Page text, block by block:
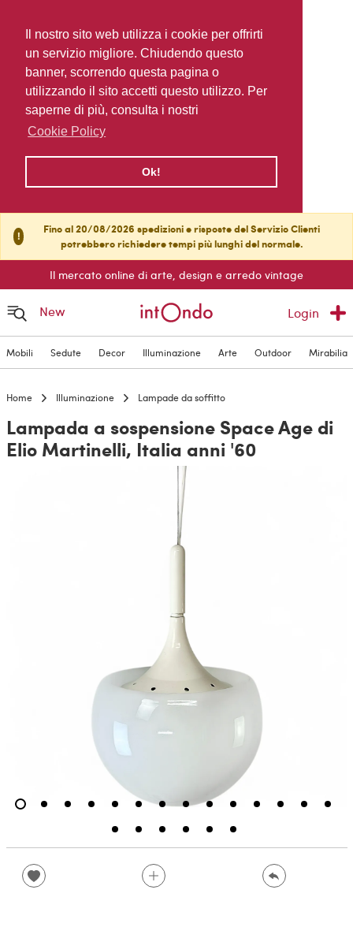
Il nostro sito web utilizza i cookie per offrirti
un servizio migliore. Chiudendo questo
banner, scorrendo questa pagina o
utilizzando il sito accetti questo utilizzo. Per
saperne di più, consulta i nostri
Cookie Policy
Ok!
!
Fino al 20/08/2026 spedizioni e risposte del Servizio Clienti
potrebbero richiedere tempi più lunghi del normale.
Il mercato online di arte, design e arredo vintage
New Login
Mobili Sedute Decor Illuminazione Arte Outdoor Mirabilia
Home Illuminazione Lampade da soffitto
Lampada a sospensione Space Age di
Elio Martinelli, Italia anni '60